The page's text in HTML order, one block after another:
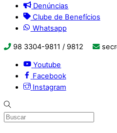
Denúncias
Clube de Benefícios
Whatsapp
98 3304-9811 / 9812
Youtube
Facebook
Instagram